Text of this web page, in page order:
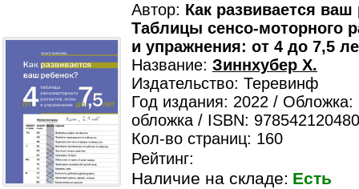
Автор: Как развивается ваш
Таблицы сенсо-моторного
и упражнения: от 4 до 7,5
Название: Зиннхубер Х.
Издательство: Теревинф
Год издания: 2022 / Обложка:
обложка / ISBN:
Кол-во страниц: 160
Рейтинг:
Наличие на складе: Есть